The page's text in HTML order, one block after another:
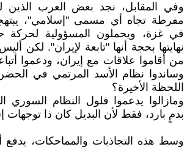
وفي المقابل، نجد بعض العرب الذين
مفرطة تجاه أي مسمى "إسلامي"،
في غزة، ويحملون المسؤولية لحركة
نهايتها بحجة أنها "تابعة لإيران". لكن
من أقاموا علاقات مع إيران، ودعموا
وساندوا نظام الأسد المرتمي في
اللحظة الأخيرة؟
ومازالوا يدعموا فلول النظام السوري
بدمٍ بارد، فقط لأن البديل كان ذا توجهات
وسط هذه التجاذبات والمماحكات، يدفع